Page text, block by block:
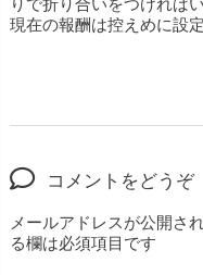
現在の報酬は控えめに設
コメントをどうぞ
メールアドレスが公開さ
る欄は必須項目です